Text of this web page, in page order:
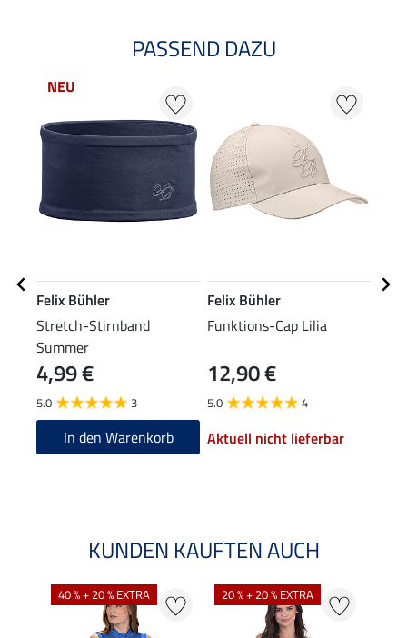
PASSEND DAZU
NEU
Felix Bühler
Stretch-Stirnband
Summer
4,99 €
5.0 3
In den Warenkorb
Felix Bühler
Funktions-Cap Lilia
12,90 €
5.0 4
Aktuell nicht lieferbar
KUNDEN KAUFTEN AUCH
40 % + 20 % EXTRA 20 % + 20 % EXTRA